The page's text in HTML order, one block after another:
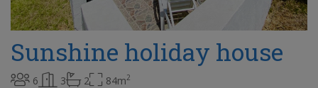
Sunshine holiday house
6 3 2 84m2